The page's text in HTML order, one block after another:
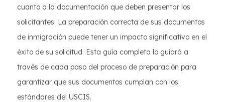
cuanto a la documentación que deben presentar los
solicitantes. La preparación correcta de sus documentos
de inmigración puede tener un impacto significativo en el
éxito de su solicitud. Esta guía completa lo guiará a
través de cada paso del proceso de preparación para
garantizar que sus documentos cumplan con los
estándares del USCIS.